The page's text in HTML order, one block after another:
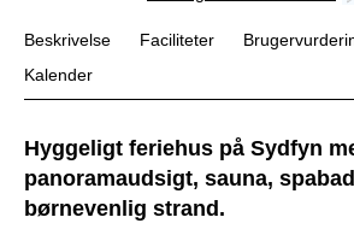
Beskrivelse Faciliteter
Kalender
Hyggeligt feriehus på Sydfyn
panoramaudsigt, sauna,
børnevenlig strand.